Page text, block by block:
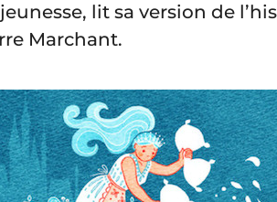
lit sa version de
Marchant.